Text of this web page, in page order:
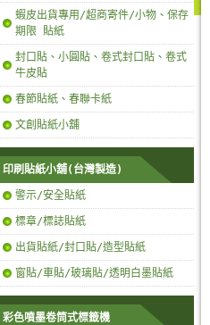
蝦皮出貨專用/超商寄件/小物、保存
期限 貼紙
封口貼、小圓貼、卷式封口貼、卷式
牛皮貼
春節貼紙、春聯卡紙
文創貼紙小舖
印刷貼紙小舖(台灣製造)
警示/安全貼紙
標章/標誌貼紙
出貨貼紙/封口貼/造型貼紙
窗貼/車貼/玻璃貼/透明白墨貼紙
彩色噴墨卷筒式標籤機